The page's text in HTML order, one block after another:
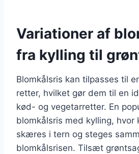
Variationer af
fra kylling til
Blomkålsris kan tilpasses til
retter, hvilket gør dem til en
kød- og vegetarretter. En
blomkålsris med kylling, hvor
skæres i tern og steges
blomkålsrisen. Tilsæt